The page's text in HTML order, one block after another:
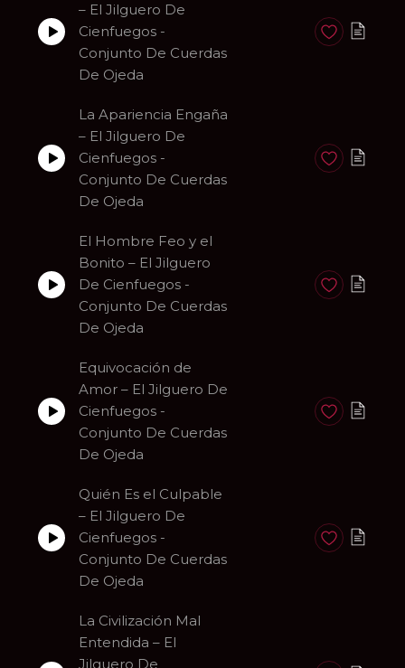
– El Jilguero De
Cienfuegos -
Conjunto De Cuerdas
De Ojeda
Anadir a
La Apariencia Engaña
– El Jilguero De
Cienfuegos -
Conjunto De Cuerdas
De Ojeda
Anadir a
El Hombre Feo y el
Bonito – El Jilguero
De Cienfuegos -
Conjunto De Cuerdas
De Ojeda
Anadir a
Equivocación de
Amor – El Jilguero De
Cienfuegos -
Conjunto De Cuerdas
De Ojeda
Anadir a
Quién Es el Culpable
– El Jilguero De
Cienfuegos -
Conjunto De Cuerdas
De Ojeda
Anadir a
La Civilización Mal
Entendida – El
Jilguero De